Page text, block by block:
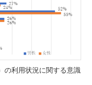
利用状況に関する意識